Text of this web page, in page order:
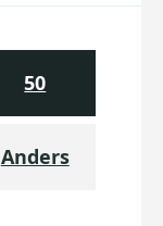
50
Anders